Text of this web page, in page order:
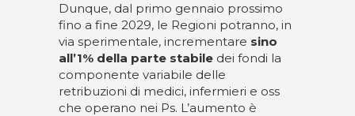
Dunque, dal primo gennaio prossimo
fino a fine 2029, le Regioni potranno, in
via sperimentale, incrementare sino
all’1% della parte stabile dei fondi la
componente variabile delle
retribuzioni di medici, infermieri e oss
che operano nei Ps. L’aumento è